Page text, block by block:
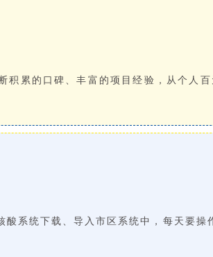
积累的口碑、丰富的项目经验，从个人
系统下载、导入市区系统中，每天要